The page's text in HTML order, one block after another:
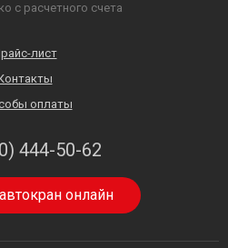
с расчетного счета
лист
оплаты
444-50-62
онлайн